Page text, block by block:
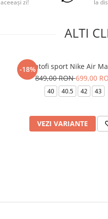
aceeași zi!
la
ALTI
-18%
Pantofi sport Nike Air
849,00 RON699,00
40 40.5 42 43
VEZI VARIANTE